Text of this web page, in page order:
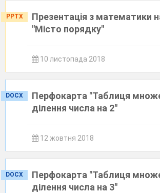
PPTX
Презентація з математики
"Місто порядку"
10 листопада 2018
DOCX
Перфокарта "Таблиця
ділення числа на 2"
12 жовтня 2018
DOCX
Перфокарта "Таблиця
ділення числа на 3"